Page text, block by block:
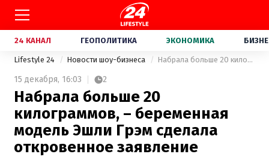
24 КАНАЛ ГЕОПОЛИТИКА ЭКОНОМИКА
Lifestyle 24 Новости шоу-бизнеса Набрала больше 20 килограммов, – беременная модель Эшли Грэм сделала откровенное заявление
15 декабря, 16:03 2
Набрала больше 20
килограммов, – беременная
модель Эшли Грэм сделала
откровенное заявление